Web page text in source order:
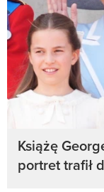
Książę
portret trafił